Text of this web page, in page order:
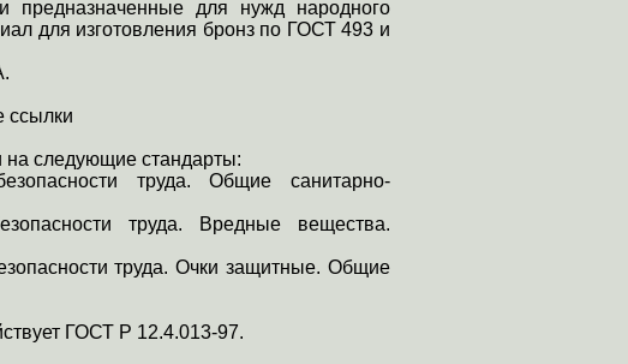
для нужд народного
для изготовления бронз по ГОСТ 493 и
ссылки
на следующие стандарты:
труда. Общие санитарно-
труда. Вредные вещества.
труда. Очки защитные. Общие
ГОСТ Р 12.4.013-97.